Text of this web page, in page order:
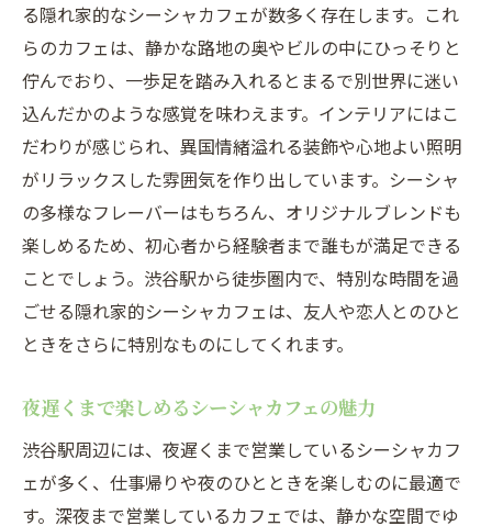
シーシャフレーバーの組み合わせ提案
渋谷駅周辺で楽しめる限定フレーバー
初心者におすすめのシーシャフレーバー
友人とシェアしたいシーシャフレーバー
渋谷駅のシーシャカフェで異国情緒を楽しむ方
法
異国情緒を感じるインテリアの秘密
異文化を感じるシーシャカフェのデザイン
伝統とモダンが融合するシーシャカフェ
異国の雰囲気を楽しめるおすすめカフェ
モダンなインテリアとシーシャが交差する渋谷
のカフェ
る隠れ家的なシーシャカフェが数多く存在します。これ
らのカフェは、静かな路地の奥やビルの中にひっそりと
佇んでおり、一歩足を踏み入れるとまるで別世界に迷い
込んだかのような感覚を味わえます。インテリアにはこ
だわりが感じられ、異国情緒溢れる装飾や心地よい照明
がリラックスした雰囲気を作り出しています。シーシャ
の多様なフレーバーはもちろん、オリジナルブレンドも
楽しめるため、初心者から経験者まで誰もが満足できる
ことでしょう。渋谷駅から徒歩圏内で、特別な時間を過
ごせる隠れ家的シーシャカフェは、友人や恋人とのひと
ときをさらに特別なものにしてくれます。
夜遅くまで楽しめるシーシャカフェの魅力
渋谷駅周辺には、夜遅くまで営業しているシーシャカフ
ェが多く、仕事帰りや夜のひとときを楽しむのに最適で
す。深夜まで営業しているカフェでは、静かな空間でゆ